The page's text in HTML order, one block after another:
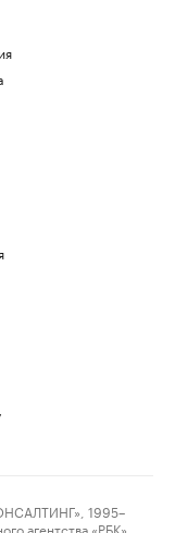
1995–
агентства «РБК»